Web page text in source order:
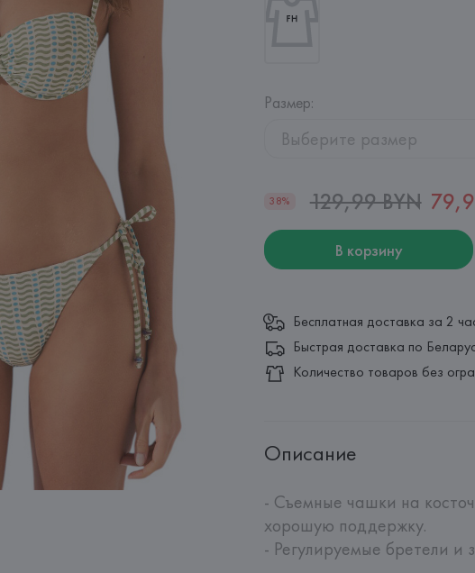
Размер:
Выберите размер
38% 129,99 BYN
В корзину
Бесплатная доставка за 2
Быстрая доставка по
Количество товаров без
Описание
- Съемные чашки на
хорошую поддержку.
- Регулируемые бретели и